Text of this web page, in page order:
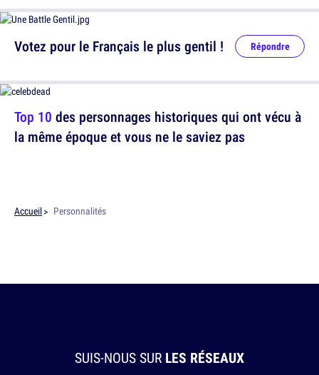
Votez pour le Français le plus gentil ! Répondre
Top 10 des personnages historiques qui ont vécu à
la même époque et vous ne le saviez pas
Accueil Personnalités
SUIS-NOUS SUR LES RÉSEAUX